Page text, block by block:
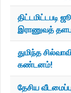
திட்டமிட்டபடி
இராணுவத்
துமிந்த
கண்டனம்!
தேசிய